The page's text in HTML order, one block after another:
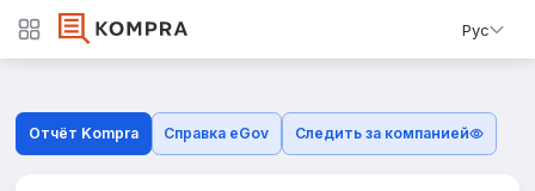
Рус
Отчёт Kompra Справка eGov Следить за компанией